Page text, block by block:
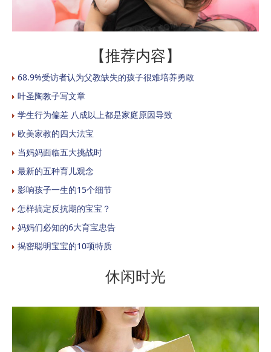
【推荐内容】
68.9%受访者认为父教缺失的孩子很难培养勇敢
叶圣陶教子写文章
学生行为偏差 八成以上都是家庭原因导致
欧美家教的四大法宝
当妈妈面临五大挑战时
最新的五种育儿观念
影响孩子一生的15个细节
怎样搞定反抗期的宝宝？
妈妈们必知的6大育宝忠告
揭密聪明宝宝的10项特质
休闲时光